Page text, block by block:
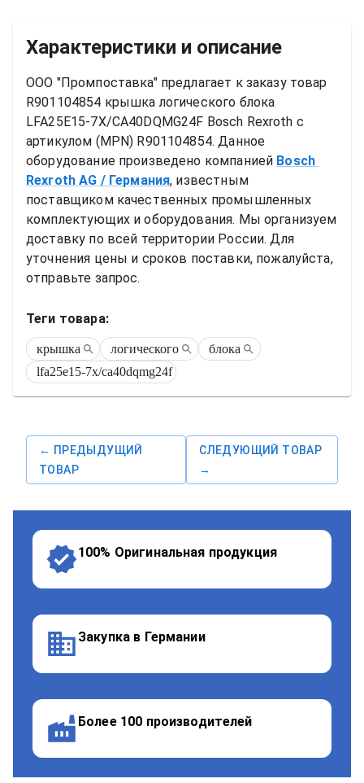
Характеристики и описание
ООО "Промпоставка" предлагает к заказу товар
R901104854 крышка логического блока
LFA25E15-7X/CA40DQMG24F Bosch Rexroth с
артикулом (MPN) R901104854. Данное
оборудование произведено компанией Bosch
Rexroth AG / Германия, известным
поставщиком качественных промышленных
комплектующих и оборудования. Мы организуем
доставку по всей территории России. Для
уточнения цены и сроков поставки, пожалуйста,
отправьте запрос.
Теги товара:
крышка логического
блока
lfa25e15-7x/ca40dqmg24f
← ПРЕДЫДУЩИЙ
ТОВАР
СЛЕДУЮЩИЙ ТОВАР
→
100% Оригинальная продукция
Закупка в Германии
Более 100 производителей